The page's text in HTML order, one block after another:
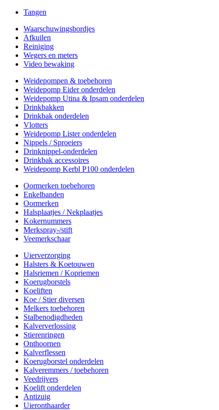
Tangen
Waarschuwingsbordjes
Afkuilen
Reiniging
Wegers en meters
Video bewaking
Weidepompen & toebehoren
Weidepomp Eider onderdelen
Weidepomp Utina & Ipsam onderdelen
Drinkbakken
Drinkbak onderdelen
Vlotters
Weidepomp Lister onderdelen
Nippels / Sproeiers
Drinknippel-onderdelen
Drinkbak accessoires
Weidepomp Kerbl P100 onderdelen
Oormerken toebehoren
Enkelbanden
Oormerken
Halsplaatjes / Nekplaatjes
Kokernummers
Merkspray-/stift
Veemerkschaar
Uierverzorging
Halsters & Koetouwen
Halsriemen / Kopriemen
Koerugborstels
Koeliften
Koe / Stier diversen
Melkers toebehoren
Stalbenodigdheden
Kalververlossing
Stierenringen
Onthoornen
Kalverflessen
Koerugborstel onderdelen
Kalveremmers / toebehoren
Veedrijvers
Koelift onderdelen
Antizuig
Uieronthaarder